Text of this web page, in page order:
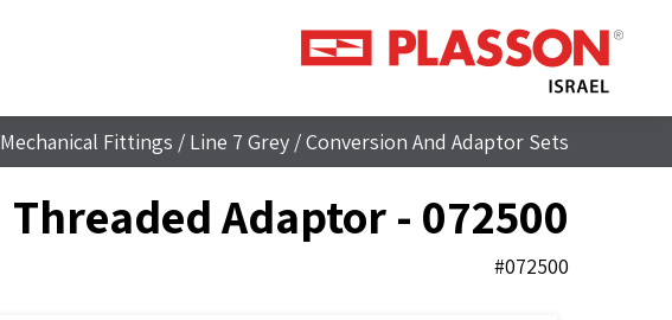
Mechanical Fittings / Line 7 Grey /Conversion And Adaptor Sets
Threaded Adaptor - 072500
#072500